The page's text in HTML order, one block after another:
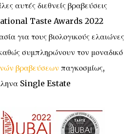
αυτές διεθνείς βραβεύσεις
Taste Awards 2022
για τους βιολογικούς ελαιώνες
συμπληρώνουν τον μοναδικό
βραβεύσεων παγκοσμίως,
Single Estate